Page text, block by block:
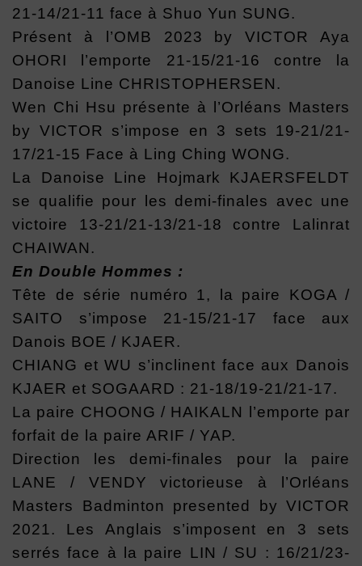
21-14/21-11 face à Shuo Yun SUNG.
Présent à l’OMB 2023 by VICTOR Aya
OHORI l’emporte 21-15/21-16 contre la
Danoise Line CHRISTOPHERSEN.
Wen Chi Hsu présente à l’Orléans Masters
by VICTOR s’impose en 3 sets 19-21/21-
17/21-15 Face à Ling Ching WONG.
La Danoise Line Hojmark KJAERSFELDT
se qualifie pour les demi-finales avec une
victoire 13-21/21-13/21-18 contre Lalinrat
CHAIWAN.
En Double Hommes :
Tête de série numéro 1, la paire KOGA /
SAITO s’impose 21-15/21-17 face aux
Danois BOE / KJAER.
CHIANG et WU s’inclinent face aux Danois
KJAER et SOGAARD : 21-18/19-21/21-17.
La paire CHOONG / HAIKALN l’emporte par
forfait de la paire ARIF / YAP.
Direction les demi-finales pour la paire
LANE / VENDY victorieuse à l’Orléans
Masters Badminton presented by VICTOR
2021. Les Anglais s’imposent en 3 sets
serrés face à la paire LIN / SU : 16/21/23-